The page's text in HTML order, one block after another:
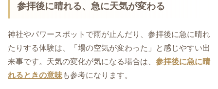
参拝後に晴れる、急に天気が変わる
神社やパワースポットで雨が止んだり、参拝後に急に晴れ
たりする体験は、「場の空気が変わった」と感じやすい出
来事です。天気の変化が気になる場合は、 参拝後に急に晴
れるときの意味も参考になります。